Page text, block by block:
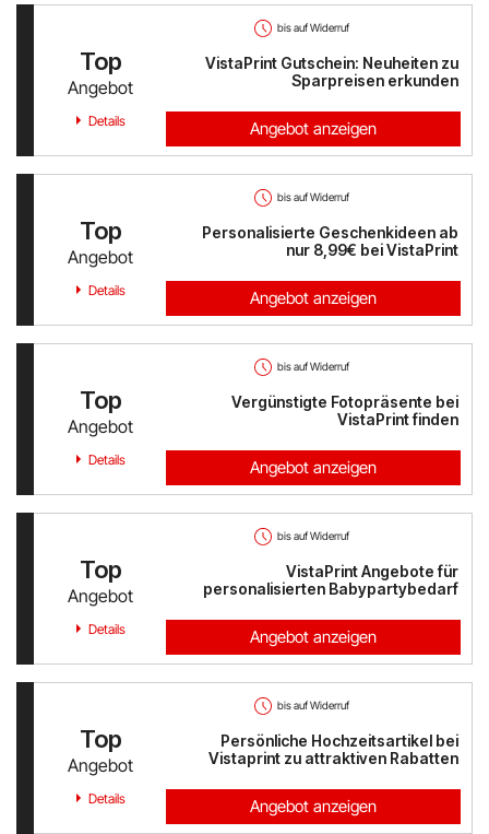
bis auf Widerruf
Top
Angebot
VistaPrint Gutschein: Neuheiten zu
Sparpreisen erkunden
Details Angebot anzeigen
bis auf Widerruf
Top
Angebot
Personalisierte Geschenkideen ab
nur 8,99€ bei VistaPrint
Details Angebot anzeigen
bis auf Widerruf
Top
Angebot
Vergünstigte Fotopräsente bei
VistaPrint finden
Details Angebot anzeigen
bis auf Widerruf
Top
Angebot
VistaPrint Angebote für
personalisierten Babypartybedarf
Details Angebot anzeigen
bis auf Widerruf
Top
Angebot
Persönliche Hochzeitsartikel bei
Vistaprint zu attraktiven Rabatten
Details Angebot anzeigen